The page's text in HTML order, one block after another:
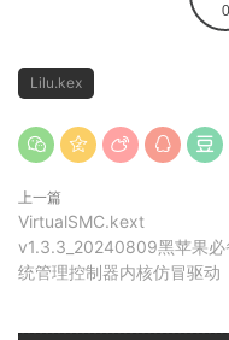
0
Lilu.kex
上一篇
VirtualSMC.kext
v1.3.3_20240809黑苹果必
统管理控制器内核仿冒驱动